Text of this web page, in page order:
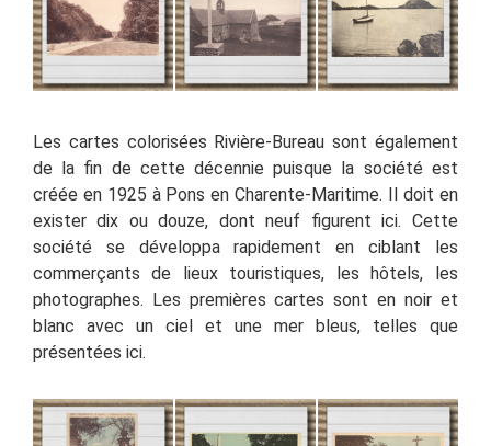
Les cartes colorisées Rivière-Bureau sont également
de la fin de cette décennie puisque la société est
créée en 1925 à Pons en Charente-Maritime. Il doit en
exister dix ou douze, dont neuf figurent ici. Cette
société se développa rapidement en ciblant les
commerçants de lieux touristiques, les hôtels, les
photographes. Les premières cartes sont en noir et
blanc avec un ciel et une mer bleus, telles que
présentées ici.